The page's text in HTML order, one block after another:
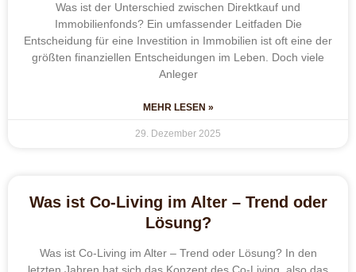
Was ist der Unterschied zwischen Direktkauf und
Immobilienfonds? Ein umfassender Leitfaden Die
Entscheidung für eine Investition in Immobilien ist oft eine der
größten finanziellen Entscheidungen im Leben. Doch viele
Anleger
MEHR LESEN »
29. Dezember 2025
Was ist Co-Living im Alter – Trend oder
Lösung?
Was ist Co-Living im Alter – Trend oder Lösung? In den